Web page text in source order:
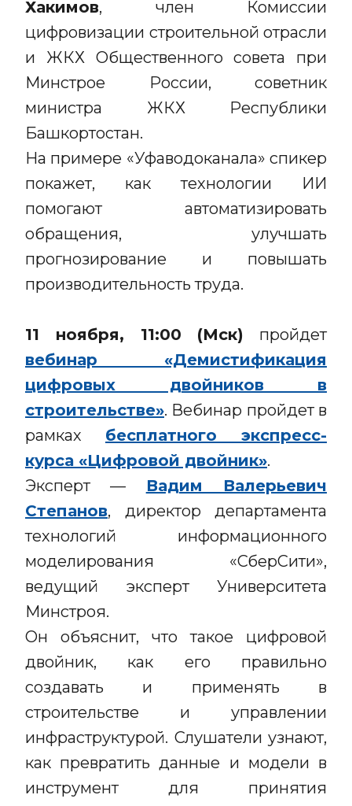
Хакимов, член Комиссии
цифровизации строительной отрасли
и ЖКХ Общественного совета при
Минстрое России, советник
министра ЖКХ Республики
Башкортостан.
На примере «Уфаводоканала» спикер
покажет, как технологии ИИ
помогают автоматизировать
обращения, улучшать
прогнозирование и повышать
производительность труда.
11 ноября, 11:00 (Мск) пройдет
вебинар «Демистификация
цифровых двойников в
строительстве». Вебинар пройдет в
рамках бесплатного экспресс-
курса «Цифровой двойник».
Эксперт — Вадим Валерьевич
Степанов, директор департамента
технологий информационного
моделирования «СберСити»,
ведущий эксперт Университета
Минстроя.
Он объяснит, что такое цифровой
двойник, как его правильно
создавать и применять в
строительстве и управлении
инфраструктурой. Слушатели узнают,
как превратить данные и модели в
инструмент для принятия